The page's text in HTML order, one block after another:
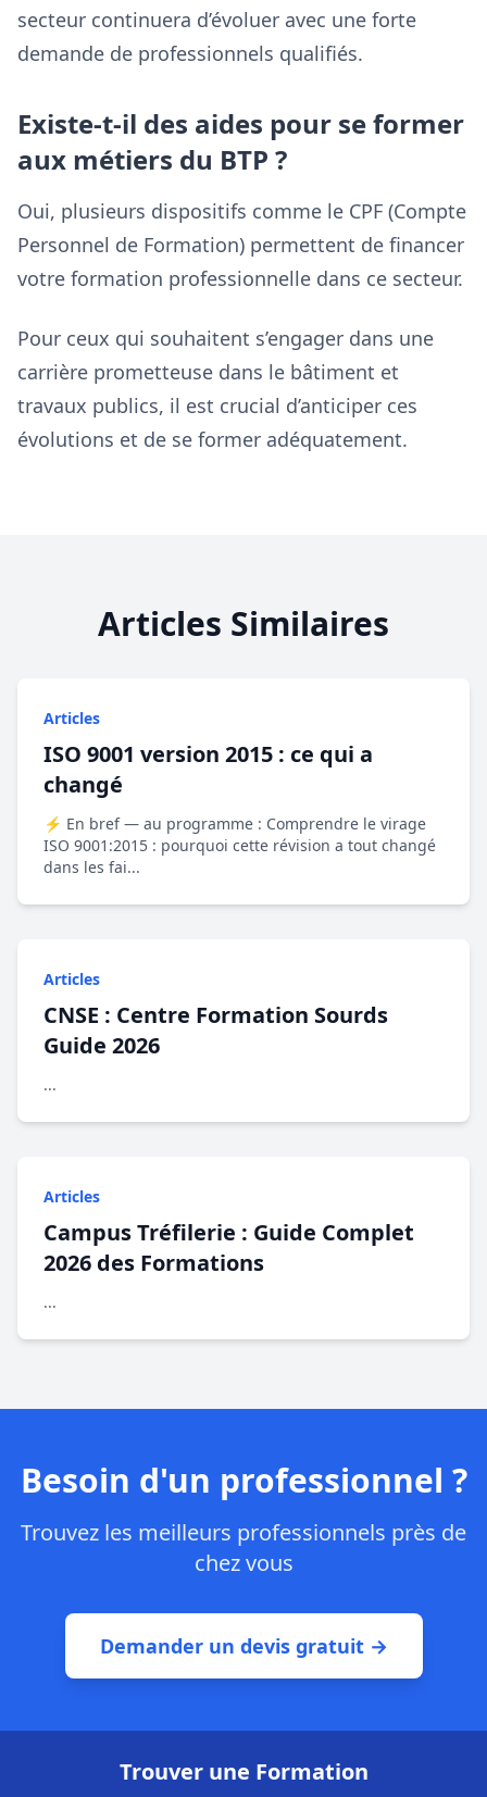
secteur continuera d’évoluer avec une forte
demande de professionnels qualifiés.
Existe-t-il des aides pour se former
aux métiers du BTP ?
Oui, plusieurs dispositifs comme le CPF (Compte
Personnel de Formation) permettent de financer
votre formation professionnelle dans ce secteur.
Pour ceux qui souhaitent s’engager dans une
carrière prometteuse dans le bâtiment et
travaux publics, il est crucial d’anticiper ces
évolutions et de se former adéquatement.
Articles Similaires
Articles
ISO 9001 version 2015 : ce qui a
changé
⚡ En bref — au programme : Comprendre le virage
ISO 9001:2015 : pourquoi cette révision a tout changé
dans les fai...
Articles
CNSE : Centre Formation Sourds
Guide 2026
...
Articles
Campus Tréfilerie : Guide Complet
2026 des Formations
...
Besoin d'un professionnel ?
Trouvez les meilleurs professionnels près de
chez vous
Demander un devis gratuit →
Trouver une Formation